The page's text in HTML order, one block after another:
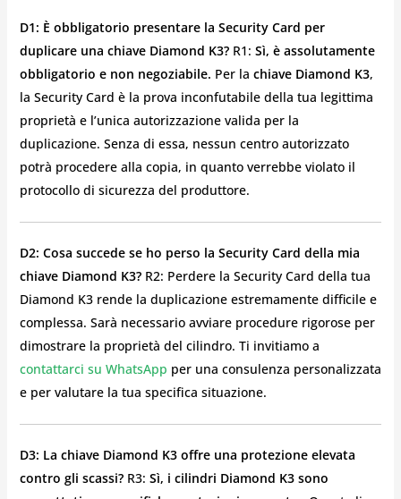
D1: È obbligatorio presentare la Security Card per
duplicare una chiave Diamond K3?R1: Sì, è assolutamente
obbligatorio e non negoziabile. Per la chiave Diamond K3,
la Security Card è la prova inconfutabile della tua legittima
proprietà e l’unica autorizzazione valida per la
duplicazione. Senza di essa, nessun centro autorizzato
potrà procedere alla copia, in quanto verrebbe violato il
protocollo di sicurezza del produttore.
D2: Cosa succede se ho perso la Security Card della mia
chiave Diamond K3?R2: Perdere la Security Card della tua
Diamond K3 rende la duplicazione estremamente difficile e
complessa. Sarà necessario avviare procedure rigorose per
dimostrare la proprietà del cilindro. Ti invitiamo a
contattarci su WhatsApp per una consulenza personalizzata
e per valutare la tua specifica situazione.
D3: La chiave Diamond K3 offre una protezione elevata
contro gli scassi?R3: Sì, i cilindri Diamond K3 sono